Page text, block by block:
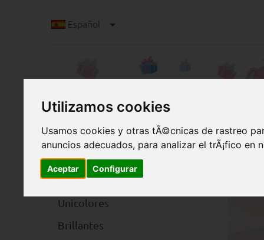
Utilizamos cookies
Usamos cookies y otras tÃ©cnicas de rastreo
anuncios adecuados, para analizar el trÃ¡fico
Aceptar Configurar
Español
Clip
Unicolores
Brillantes